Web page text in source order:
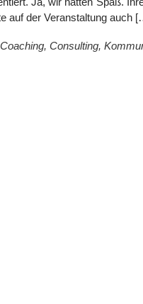
auf der Veranstaltung auch
Coaching, Consulting,